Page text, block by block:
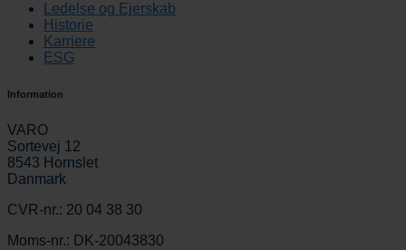
Ledelse og Ejerskab
Historie
Karriere
ESG
Information
VARO
Sortevej 12
8543 Hornslet
Danmark
CVR-nr.: 20 04 38 30
Moms-nr.: DK-20043830